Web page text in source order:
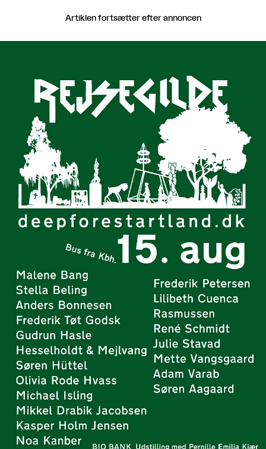
Artiklen fortsætter efter annoncen